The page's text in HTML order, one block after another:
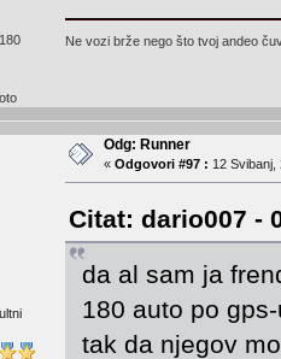
Ne vozi brže nego što tvoj andeo
Odg: Runner
« Odgovori #97 : 12 Svibanj,
Citat: dario007 -
da al sam ja
180 auto po
tak da njegov